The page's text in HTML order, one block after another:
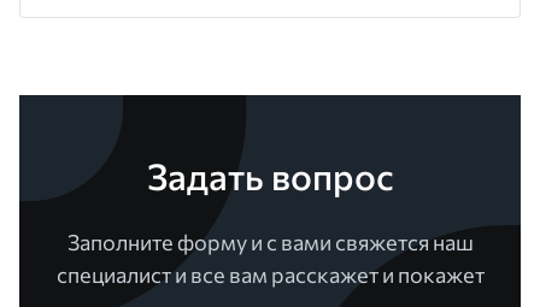
Задать вопрос
Заполните форму и с вами свяжется наш
специалист и все вам расскажет и покажет